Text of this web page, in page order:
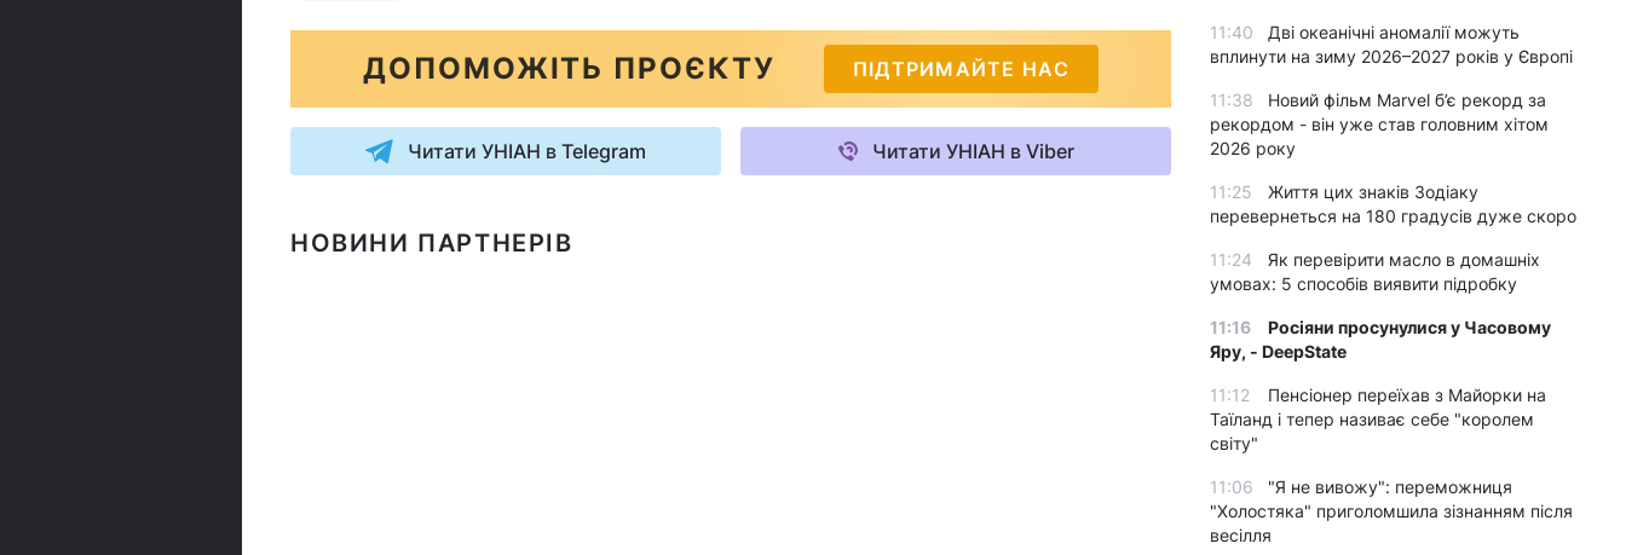
ДОПОМОЖІТЬ ПРОЄКТУ ПІДТРИМАЙТЕ НАС
Читати УНІАН в Telegram Читати УНІАН в Viber
НОВИНИ ПАРТНЕРІВ
11:40
Дві океанічні аномалії можуть
вплинути на зиму 2026–2027 років у Європі
11:38
Новий фільм Marvel б’є рекорд за
рекордом - він уже став головним хітом
2026 року
11:25
Життя цих знаків Зодіаку
перевернеться на 180 градусів дуже скоро
11:24
Як перевірити масло в домашніх
умовах: 5 способів виявити підробку
11:16
Росіяни просунулися у Часовому
Яру, - DeepState
11:12
Пенсіонер переїхав з Майорки на
Таїланд і тепер називає себе "королем
світу"
11:06
"Я не вивожу": переможниця
"Холостяка" приголомшила зізнанням після
весілля